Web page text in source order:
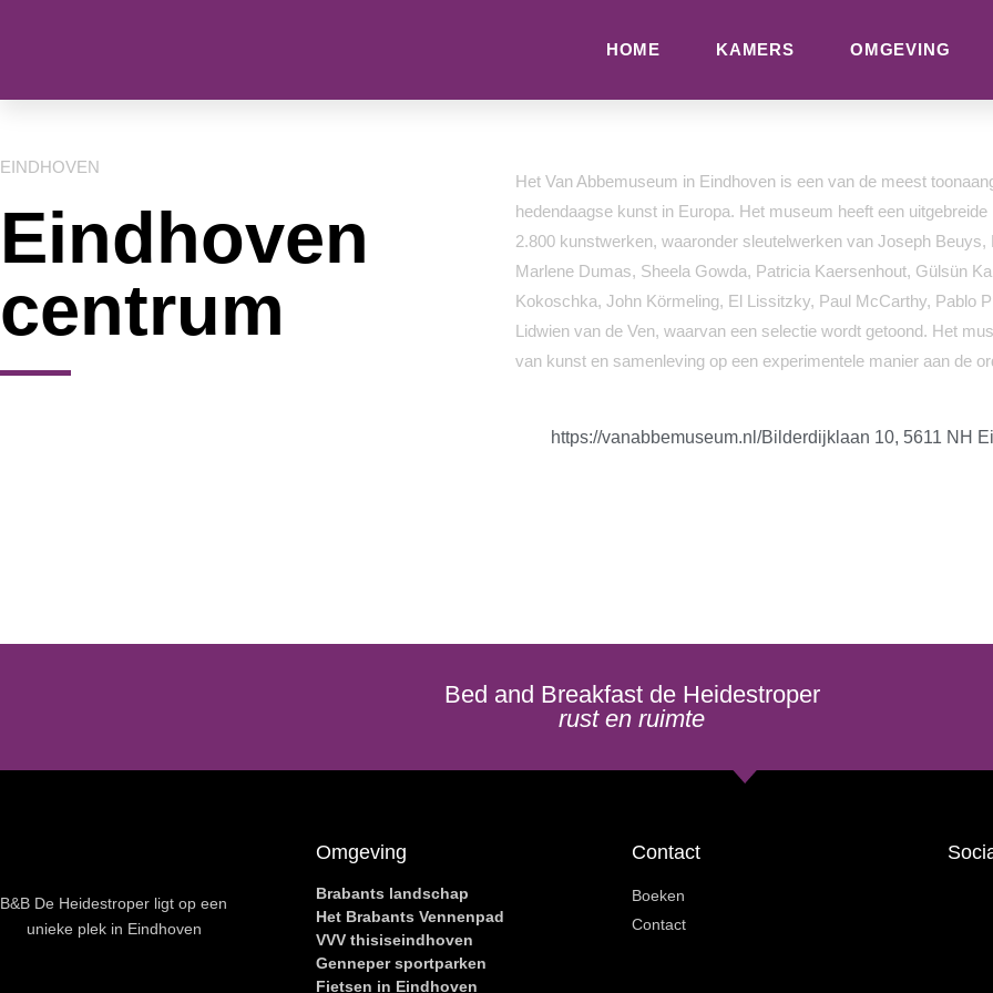
HOME KAMERS OMGEVING
EINDHOVEN
Eindhoven
centrum
Het Van Abbemuseum in Eindhoven is een van de meest
hedendaagse kunst in Europa. Het museum heeft een
2.800 kunstwerken, waaronder sleutelwerken van Joseph
Marlene Dumas, Sheela Gowda, Patricia Kaersenhout, Gülsün
Kokoschka, John Körmeling, El Lissitzky, Paul McCarthy, Pablo
Lidwien van de Ven, waarvan een selectie wordt getoond. Het
van kunst en samenleving op een experimentele manier aan de
https://vanabbemuseum.nl/Bilderdijklaan 10, 5611 NH
Bed and Breakfast de Heidestroper
rust en ruimte
B&B De Heidestroper ligt op een
unieke plek in Eindhoven
Omgeving
Brabants landschap
Het Brabants Vennenpad
VVV thisiseindhoven
Genneper sportparken
Fietsen in Eindhoven
Contact
Boeken
Contact